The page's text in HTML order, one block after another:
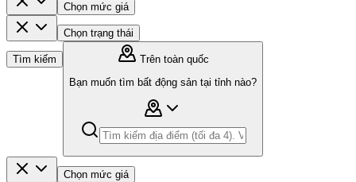
Chọn mức giá
Chọn trạng thái
Tìm kiếm
Trên toàn quốc
Bạn muốn tìm bất động sản tại tỉnh nào?
Chọn mức giá